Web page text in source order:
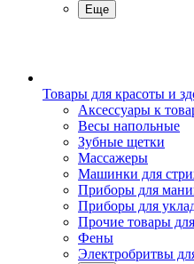
Еще
Товары для красоты и
Аксессуары к
Весы напольные
Зубные щетки
Массажеры
Машинки для
Приборы для
Приборы для
Прочие товары
Фены
Электробритвы